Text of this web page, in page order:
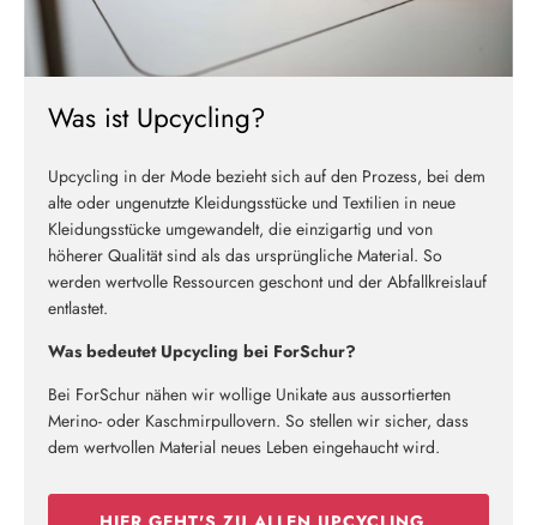
Was ist Upcycling?
Upcycling in der Mode bezieht sich auf den Prozess, bei dem
alte oder ungenutzte Kleidungsstücke und Textilien in neue
Kleidungsstücke umgewandelt, die einzigartig und von
höherer Qualität sind als das ursprüngliche Material. So
werden wertvolle Ressourcen geschont und der Abfallkreislauf
entlastet.
Was bedeutet Upcycling bei ForSchur?
Bei ForSchur nähen wir wollige Unikate aus aussortierten
Merino- oder Kaschmirpullovern. So stellen wir sicher, dass
dem wertvollen Material neues Leben eingehaucht wird.